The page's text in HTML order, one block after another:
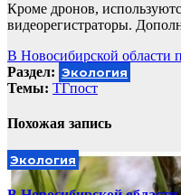
Кроме дронов,
видеорегистраторы.
Навигация
по
В Новосибирской области
Раздел: Экология
Темы: ТГпост
Похожая запись
Экология